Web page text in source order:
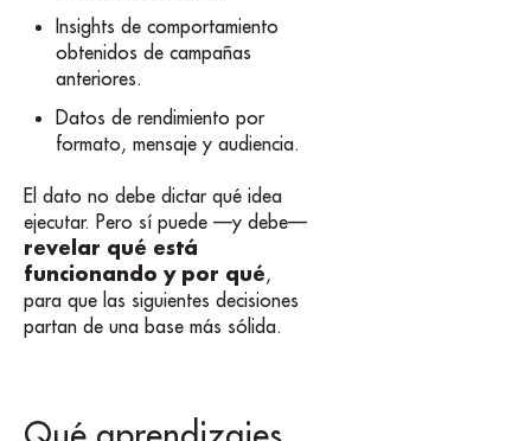
Insights de comportamiento
obtenidos de campañas
anteriores.
Datos de rendimiento por
formato, mensaje y audiencia.
El dato no debe dictar qué idea
ejecutar. Pero sí puede —y debe—
revelar qué está
funcionando y por qué,
para que las siguientes decisiones
partan de una base más sólida.